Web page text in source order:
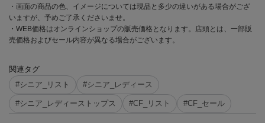
・画面の商品の色、イメージについては現品と多少の違いがある場合がござ
いますが、予めご了承くださいませ。
・WEB価格はオンラインショップの販売価格となります。店頭とは、一部販
売価格およびセール内容が異なる場合がございます。
関連タグ
#シニア_リスト
#シニア_レディース
#シニア_レディーストップス #CF_リスト #CF_セール